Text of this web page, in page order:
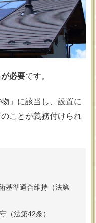
必要です。
」に該当し、設置に
ことが義務付けられ
基準適合維持（法第
（法第42条）